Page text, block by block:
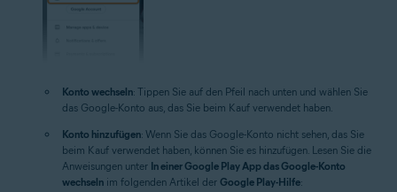
Konto wechseln: Tippen Sie auf den Pfeil nach unten und wählen Sie
das Google-Konto aus, das Sie beim Kauf verwendet haben.
Konto hinzufügen: Wenn Sie das Google-Konto nicht sehen, das Sie
beim Kauf verwendet haben, können Sie es hinzufügen. Lesen Sie die
Anweisungen unter In einer Google Play App das Google-Konto
wechseln im folgenden Artikel der Google Play-Hilfe: